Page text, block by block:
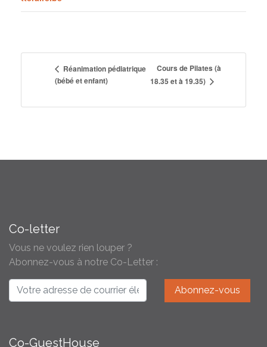
Réanimation pédiatrique
(bébé et enfant)
Cours de Pilates (à
18.35 et à 19.35)
Co-letter
Vous ne voulez rien louper ?
Abonnez-vous à notre Co-Letter :
Co-GuestHouse